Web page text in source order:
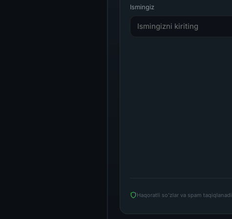
Ismingiz
Haqoratli so'zlar va spam taqiqlanadi